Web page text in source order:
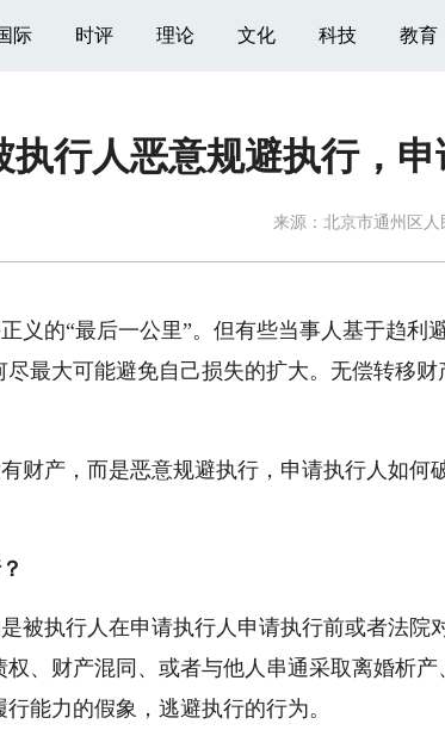
际 时评 理论 文化 科技 教育
执行人恶意规避执行，
来源：北京市通州区人
义的“最后一公里”。但有些当事人基于趋利
尽最大可能避免自己损失的扩大。无偿转移
财产，而是恶意规避执行，申请执行人如何
被执行人在申请执行人申请执行前或者法院
、财产混同、或者与他人串通采取离婚析
能力的假象，逃避执行的行为。